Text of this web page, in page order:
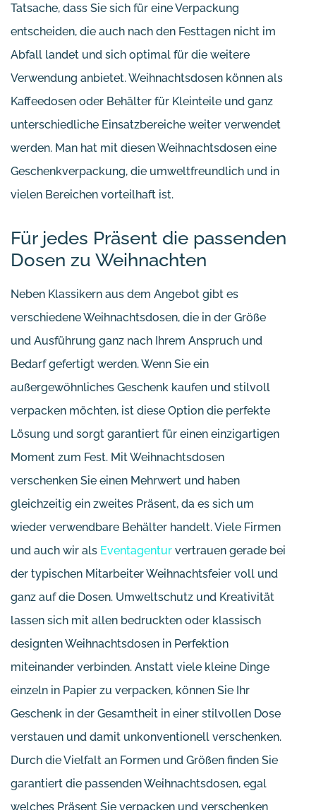
Tatsache, dass Sie sich für eine Verpackung
entscheiden, die auch nach den Festtagen nicht im
Abfall landet und sich optimal für die weitere
Verwendung anbietet. Weihnachtsdosen können als
Kaffeedosen oder Behälter für Kleinteile und ganz
unterschiedliche Einsatzbereiche weiter verwendet
werden. Man hat mit diesen Weihnachtsdosen eine
Geschenkverpackung, die umweltfreundlich und in
vielen Bereichen vorteilhaft ist.
Für jedes Präsent die passenden
Dosen zu Weihnachten
Neben Klassikern aus dem Angebot gibt es
verschiedene Weihnachtsdosen, die in der Größe
und Ausführung ganz nach Ihrem Anspruch und
Bedarf gefertigt werden. Wenn Sie ein
außergewöhnliches Geschenk kaufen und stilvoll
verpacken möchten, ist diese Option die perfekte
Lösung und sorgt garantiert für einen einzigartigen
Moment zum Fest. Mit Weihnachtsdosen
verschenken Sie einen Mehrwert und haben
gleichzeitig ein zweites Präsent, da es sich um
wieder verwendbare Behälter handelt. Viele Firmen
und auch wir als Eventagentur vertrauen gerade bei
der typischen Mitarbeiter Weihnachtsfeier voll und
ganz auf die Dosen. Umweltschutz und Kreativität
lassen sich mit allen bedruckten oder klassisch
designten Weihnachtsdosen in Perfektion
miteinander verbinden. Anstatt viele kleine Dinge
einzeln in Papier zu verpacken, können Sie Ihr
Geschenk in der Gesamtheit in einer stilvollen Dose
verstauen und damit unkonventionell verschenken.
Durch die Vielfalt an Formen und Größen finden Sie
garantiert die passenden Weihnachtsdosen, egal
welches Präsent Sie verpacken und verschenken